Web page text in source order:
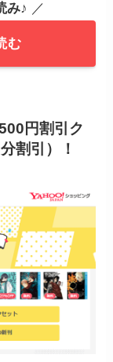
み♪ ／
む
円割引ク
割引）！